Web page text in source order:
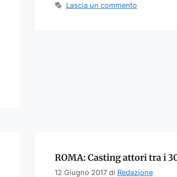
Lascia un commento
ROMA: Casting attori tra i
12 Giugno 2017 di Redazione